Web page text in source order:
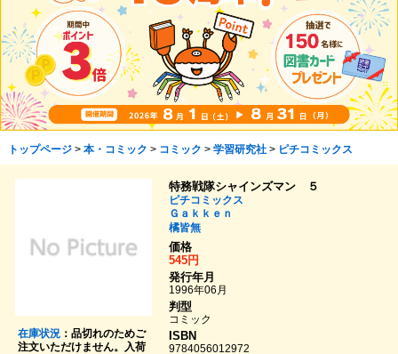
トップページ> 本・コミック > コミック > 学習研究社> ピチコミックス
在庫状況：品切れのためご
注文いただけません。入荷
特務戦隊シャインズマン ５
ピチコミックス
Ｇａｋｋｅｎ
橘皆無
価格
545円
発行年月
1996年06月
判型
コミック
ISBN
9784056012972